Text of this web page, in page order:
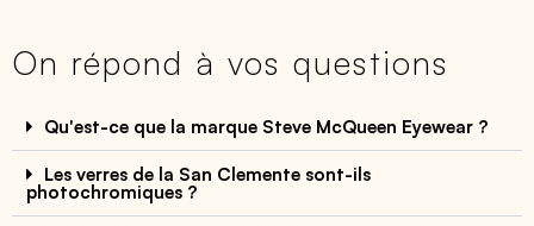
On répond à vos questions
Qu'est-ce que la marque Steve McQueen Eyewear ?
Les verres de la San Clemente sont-ils
photochromiques ?